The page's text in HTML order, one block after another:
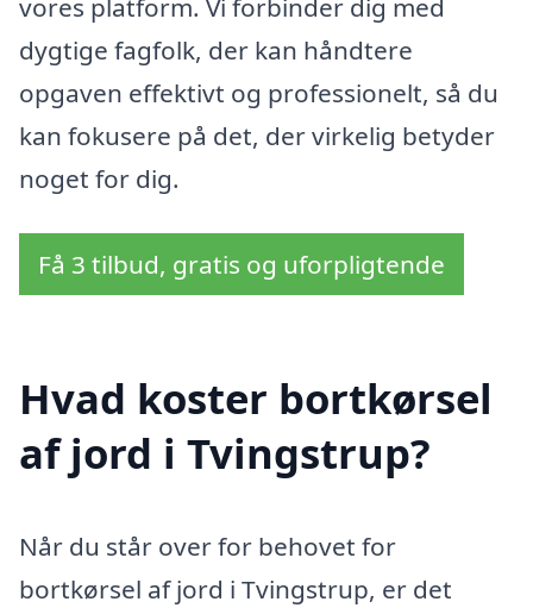
vores platform. Vi forbinder dig med
dygtige fagfolk, der kan håndtere
opgaven effektivt og professionelt, så du
kan fokusere på det, der virkelig betyder
noget for dig.
Få 3 tilbud, gratis og uforpligtende
Hvad koster bortkørsel
af jord i Tvingstrup?
Når du står over for behovet for
bortkørsel af jord i Tvingstrup, er det